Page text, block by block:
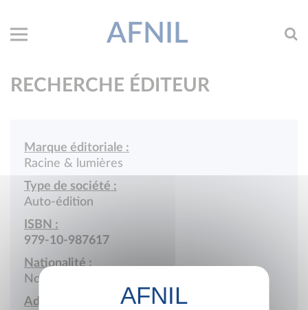
AFNIL
RECHERCHE ÉDITEUR
Marque éditoriale :
Racine & lumières
Type de société :
Auto-édition
ISBN :
979-10-987617
Nationalité :
Nouvelle-Calédonie
Adresse :